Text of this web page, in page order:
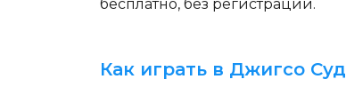
бесплатно, без регистрации.
Как играть в Джигсо